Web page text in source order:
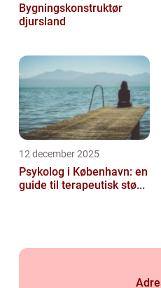
Bygningskonstruktør
djursland
12 december 2025
Psykolog i København: en
guide til terapeutisk stø...